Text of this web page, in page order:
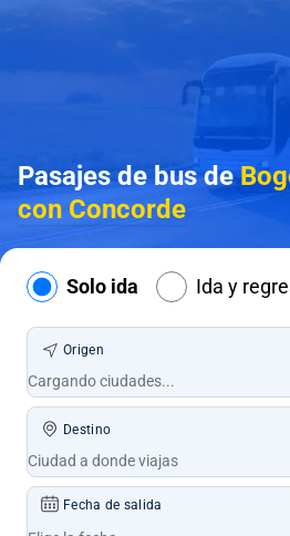
Pasajes de bus de
con Concorde
Solo ida Ida y
Origen
Destino
Fecha de salida